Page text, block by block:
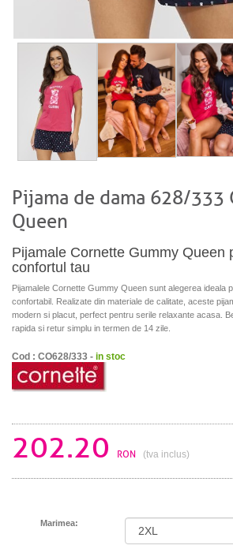
Pijama de dama 628/333
Queen
Pijamale Cornette Gummy Queen
confortul tau
Pijamalele Cornette Gummy Queen sunt alegerea ideala
confortabil. Realizate din materiale de calitate, aceste
modern si placut, perfect pentru serile relaxante acasa.
rapida si retur simplu in termen de 14 zile.
Cod : CO628/333 - in stoc
202.20 RON (tva inclus)
Marimea: